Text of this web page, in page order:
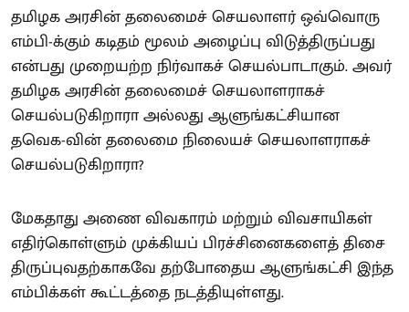
தமிழக அரசின் தலைமைச் செயலாளர் ஒவ்வொரு
எம்பி-க்கும் கடிதம் மூலம் அழைப்பு விடுத்திருப்பது
என்பது முறையற்ற நிர்வாகச் செயல்பாடாகும். அவர்
தமிழக அரசின் தலைமைச் செயலாளராகச்
செயல்படுகிறாரா அல்லது ஆளுங்கட்சியான
தவெக-வின் தலைமை நிலையச் செயலாளராகச்
செயல்படுகிறாரா?
மேகதாது அணை விவகாரம் மற்றும் விவசாயிகள்
எதிர்கொள்ளும் முக்கியப் பிரச்சினைகளைத் திசை
திருப்புவதற்காகவே தற்போதைய ஆளுங்கட்சி இந்த
எம்பிக்கள் கூட்டத்தை நடத்தியுள்ளது.